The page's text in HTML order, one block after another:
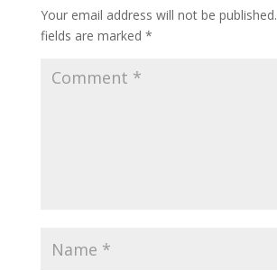
Your email address will not be published.
fields are marked *